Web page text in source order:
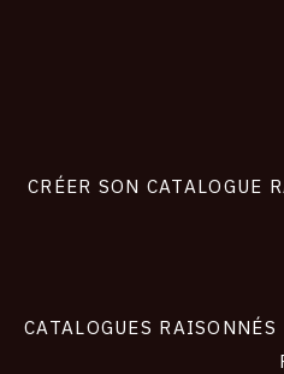
CRÉER SON CATALOGUE
CATALOGUES RAISONNÉS